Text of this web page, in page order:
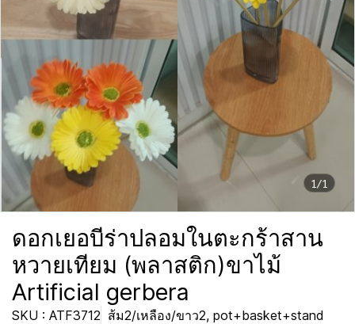
1/1
ดอกเยอบีร่าปลอมในตะกร้าสาน
หวายเทียม (พลาสติก)ขาไม้
Artificial gerbera
SKU : ATF3712 ส้ม2/เหลือง/ขาว2, pot+basket+stand